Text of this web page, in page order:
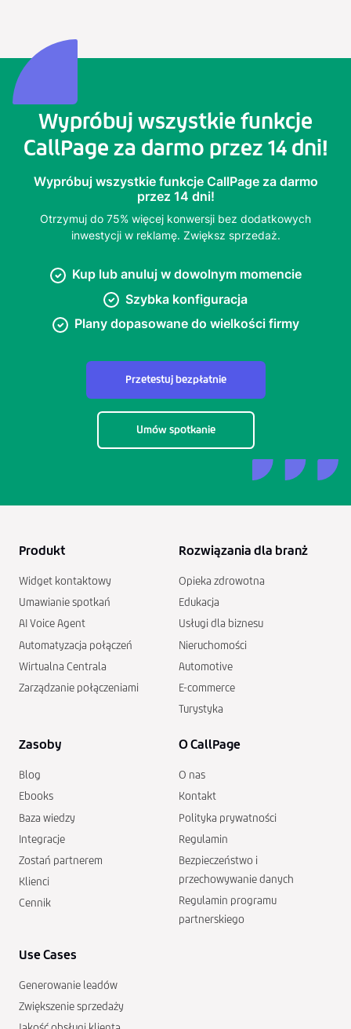
Wypróbuj wszystkie funkcje
CallPage za darmo przez 14 dni!
Wypróbuj wszystkie funkcje CallPage za darmo
przez 14 dni!
Otrzymuj do 75% więcej konwersji bez dodatkowych
inwestycji w reklamę. Zwiększ sprzedaż.
Kup lub anuluj w dowolnym momencie
Szybka konfiguracja
Plany dopasowane do wielkości firmy
Przetestuj bezpłatnie
Umów spotkanie
Produkt
Widget kontaktowy
Umawianie spotkań
AI Voice Agent
Automatyzacja połączeń
Wirtualna Centrala
Zarządzanie połączeniami
Rozwiązania dla branż
Opieka zdrowotna
Edukacja
Usługi dla biznesu
Nieruchomości
Automotive
E-commerce
Turystyka
Zasoby
Blog
Ebooks
Baza wiedzy
Integracje
Zostań partnerem
Klienci
Cennik
O CallPage
O nas
Kontakt
Polityka prywatności
Regulamin
Bezpieczeństwo i
przechowywanie danych
Regulamin programu
partnerskiego
Use Cases
Generowanie leadów
Zwiększenie sprzedaży